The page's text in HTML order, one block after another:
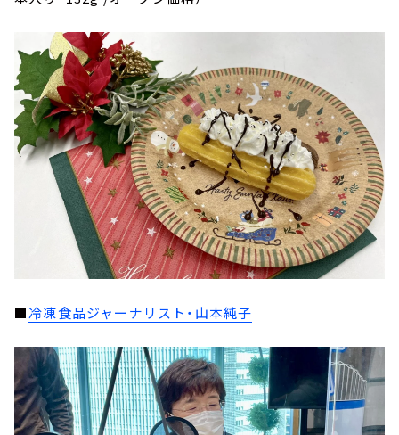
■冷凍食品ジャーナリスト・山本純子